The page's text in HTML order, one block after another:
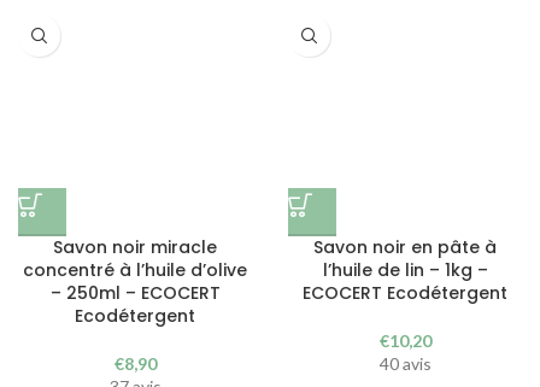
Savon noir miracle
concentré à l’huile d’olive
– 250ml – ECOCERT
Ecodétergent
€8,90
Savon noir en pâte à
l’huile de lin – 1kg –
ECOCERT Ecodétergent
€10,20
40 avis